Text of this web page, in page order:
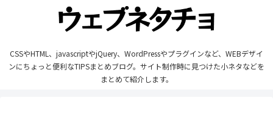
CSSやHTML、javascriptやjQuery、WordPressやプラグインなど、WEBデザイ
ンにちょっと便利なTIPSまとめブログ。サイト制作時に見つけた小ネタなどを
まとめて紹介します。